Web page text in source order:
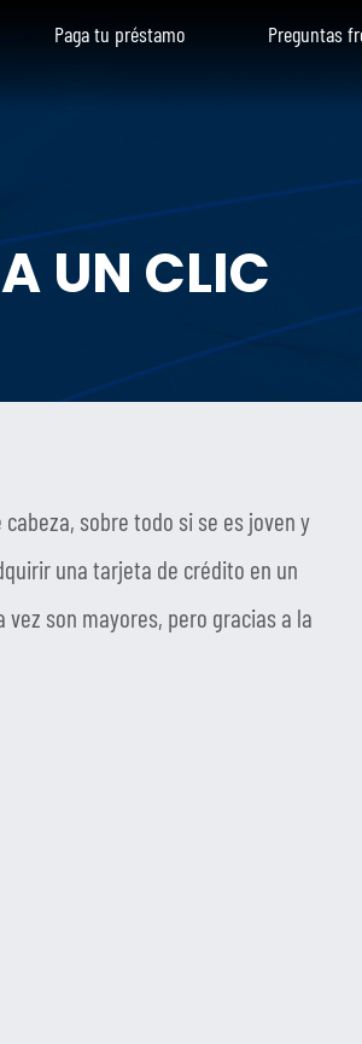
Paga tu préstamo Preguntas
UN CLIC
sobre todo si se es joven y
una tarjeta de crédito en un
son mayores, pero gracias a la